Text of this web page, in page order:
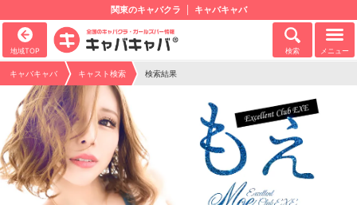
関東のキャバクラ キャバキャバ
地域TOP 検索 メニュー
キャバキャバ キャスト検索 検索結果